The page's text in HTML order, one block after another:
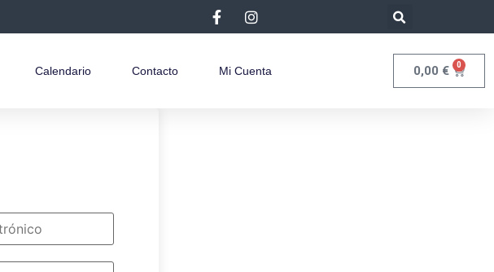
Calendario Contacto Mi Cuenta 0,00 € 0